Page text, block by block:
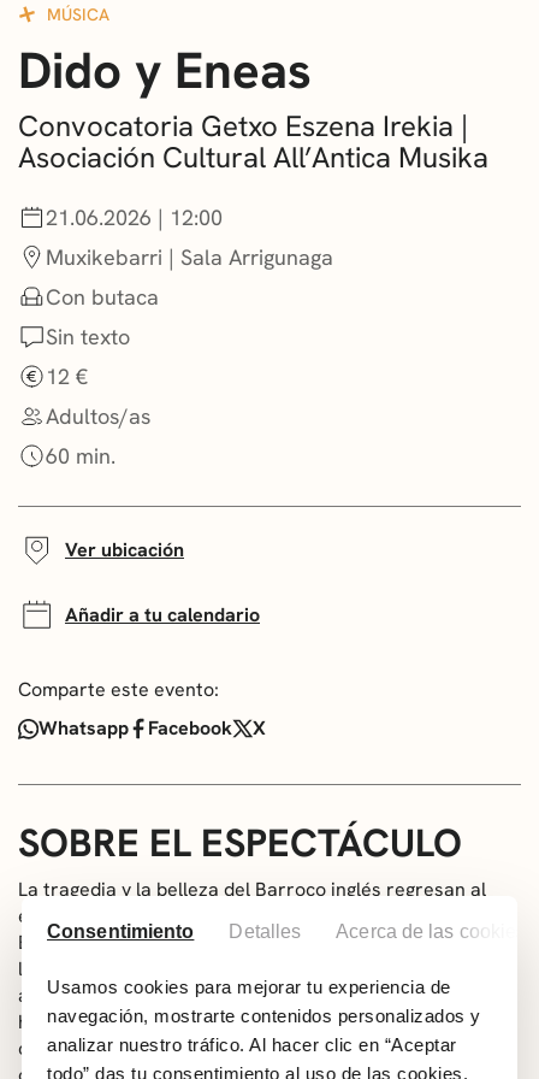
Consentimiento Detalles Acerca de las cookies
Usamos cookies para mejorar tu experiencia de
navegación, mostrarte contenidos personalizados y
analizar nuestro tráfico. Al hacer clic en “Aceptar
todo” das tu consentimiento al uso de las cookies.
NOTICIAS
GETXO KULTURA
ASOCIACIONES CULTURALES
MÚSICA
Dido y Eneas
Convocatoria Getxo Eszena Irekia |
Asociación Cultural All’Antica Musika
21.06.2026 | 12:00
Muxikebarri | Sala Arrigunaga
Con butaca
Sin texto
12 €
Adultos/as
60 min.
Ver ubicación
Añadir a tu calendario
Comparte este evento:
Whatsapp
Facebook X
SOBRE EL ESPECTÁCULO
La tragedia y la belleza del Barroco inglés regresan al
escenario en una propuesta que une música y danza.
Esta versión deDido y Eneasresalta la fuerza teatral de
la partitura de Henry Purcell con una puesta en escena
actual. El amor imposible entre la reina de Cartago y el
héroe troyano culmina en uno de los lamentos más
conmovedores de la ópera. Cumbre del Barroco y única